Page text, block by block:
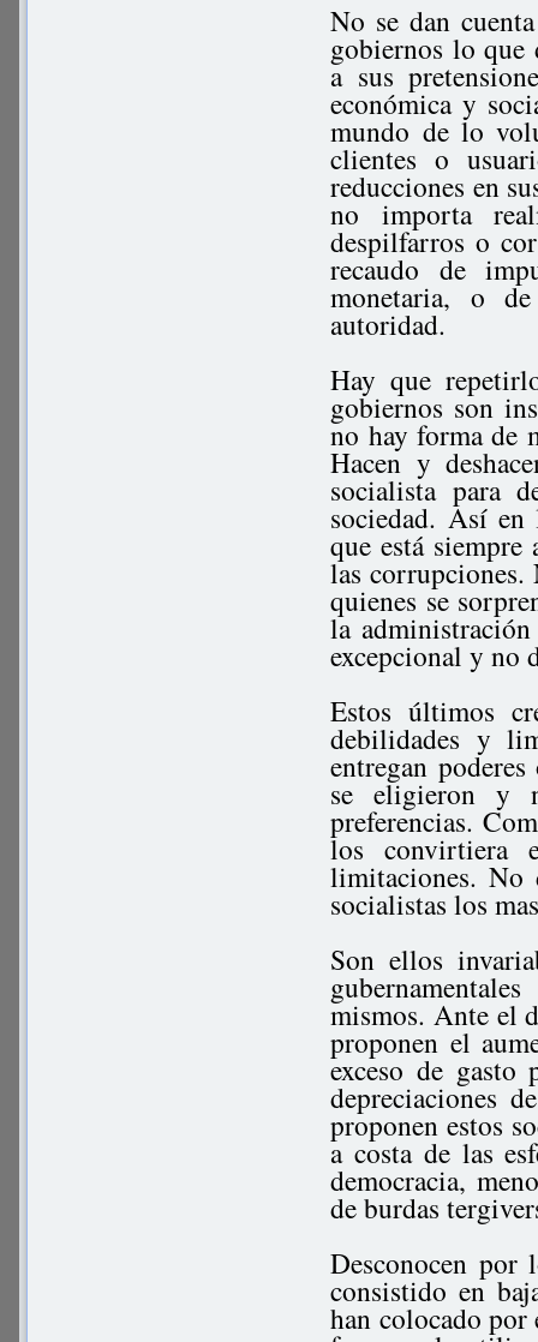
No se dan
gobiernos lo que
a sus
económica y
mundo de lo
clientes o
reducciones en
no importa
despilfarros o
recaudo de
monetaria, o
autoridad.
Hay que
gobiernos son
no hay forma de
Hacen y
socialista para
sociedad. Así
que está
las corrupciones.
quienes se
la
excepcional y no
Estos últimos
debilidades y
entregan
se eligieron y
preferencias.
los convirtiera
limitaciones. No
socialistas los
Son ellos
mismos. Ante el
proponen el
exceso de gasto
depreciaciones
proponen estos
a costa de las
democracia,
de burdas
Desconocen por
consistido en
han colocado por